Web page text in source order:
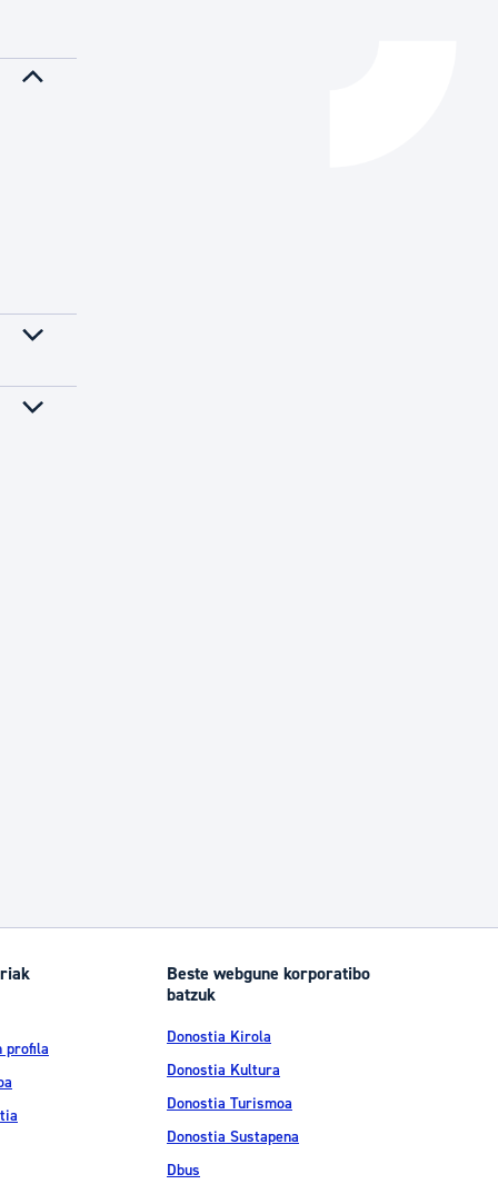
profila
Beste webgune korporatibo
batzuk
Donostia Kirola
Donostia Kultura
Donostia Turismoa
Donostia Sustapena
Dbus